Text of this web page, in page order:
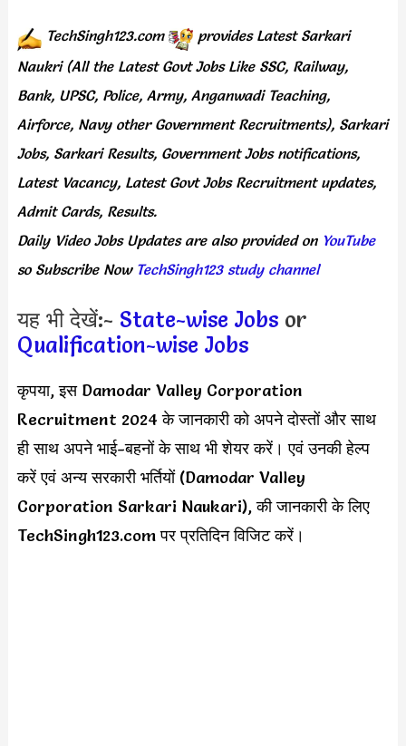
TechSingh123.com provides Latest Sarkari
Naukri (All the Latest Govt Jobs Like SSC, Railway,
Bank, UPSC, Police, Army, Anganwadi Teaching,
Airforce, Navy other Government Recruitments), Sarkari
Jobs, Sarkari Results, Government Jobs notifications,
Latest Vacancy, Latest Govt Jobs Recruitment updates,
Admit Cards, Results.
Daily Video Jobs Updates are also provided onYouTube
so Subscribe Now TechSingh123 study channel
यह भी देखें:- State-wise Jobs or
Qualification-wise Jobs
कृपया, इस Damodar Valley Corporation
Recruitment 2024 के जानकारी को अपने दोस्तों और साथ
ही साथ अपने भाई-बहनों के साथ भी शेयर करें। एवं उनकी हेल्प
करें एवं अन्य सरकारी भर्तियों (Damodar Valley
Corporation Sarkari Naukari), की जानकारी के लिए
TechSingh123.com पर प्रतिदिन विजिट करें।